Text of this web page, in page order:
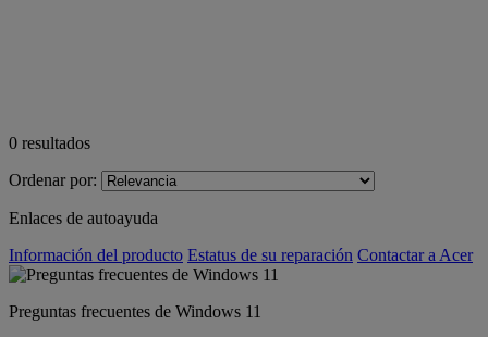
0 resultados
Ordenar por:
Enlaces de autoayuda
Información del producto Estatus de su reparación Contactar a Acer
Preguntas frecuentes de Windows 11